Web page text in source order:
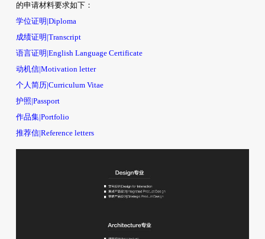
的申请材料要求如下：
学位证明|Diploma
成绩证明|Transcript
语言证明|English Language Certificate
动机信|Motivation letter
个人简历|Curriculum Vitae
护照|Passport
作品集|Portfolio
推荐信|Reference letters